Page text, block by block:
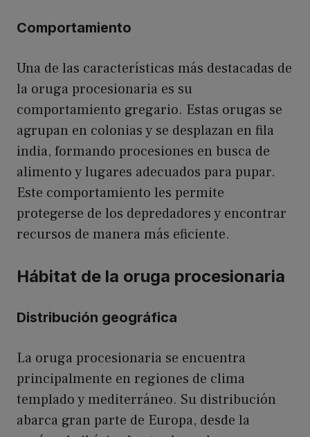
Comportamiento
Una de las características más destacadas de
la oruga procesionaria es su
comportamiento gregario. Estas orugas se
agrupan en colonias y se desplazan en fila
india, formando procesiones en busca de
alimento y lugares adecuados para pupar.
Este comportamiento les permite
protegerse de los depredadores y encontrar
recursos de manera más eficiente.
Hábitat de la oruga procesionaria
Distribución geográfica
La oruga procesionaria se encuentra
principalmente en regiones de clima
templado y mediterráneo. Su distribución
abarca gran parte de Europa, desde la